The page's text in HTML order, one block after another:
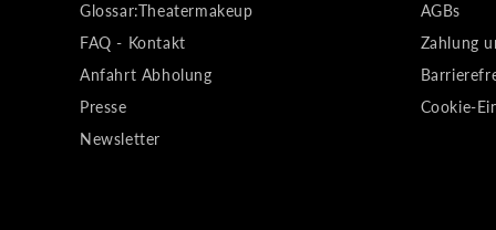
Glossar:Theatermakeup
FAQ - Kontakt
Anfahrt Abholung
Presse
Newsletter
AGBs
Zahlung
Cookie-